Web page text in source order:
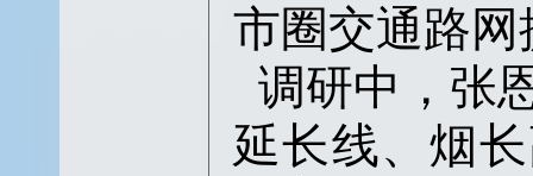
市圈交通路
调研中，张
延长线、烟